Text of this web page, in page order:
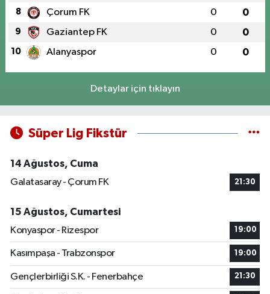
8 Çorum FK 0 0
9 Gaziantep FK 0 0
10 Alanyaspor 0 0
Detaylar için tıklayın
Süper Lig Fikstür
14 Ağustos, Cuma
Galatasaray - Çorum FK
21:30
15 Ağustos, Cumartesi
Konyaspor - Rizespor
19:00
Kasımpaşa - Trabzonspor 19:00
Gençlerbirliği S.K. - Fenerbahçe 21:30